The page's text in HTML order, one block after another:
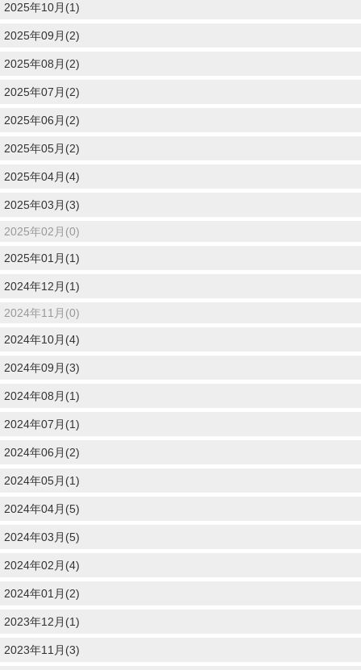
2025年10月(1)
2025年09月(2)
2025年08月(2)
2025年07月(2)
2025年06月(2)
2025年05月(2)
2025年04月(4)
2025年03月(3)
2025年02月(0)
2025年01月(1)
2024年12月(1)
2024年11月(0)
2024年10月(4)
2024年09月(3)
2024年08月(1)
2024年07月(1)
2024年06月(2)
2024年05月(1)
2024年04月(5)
2024年03月(5)
2024年02月(4)
2024年01月(2)
2023年12月(1)
2023年11月(3)